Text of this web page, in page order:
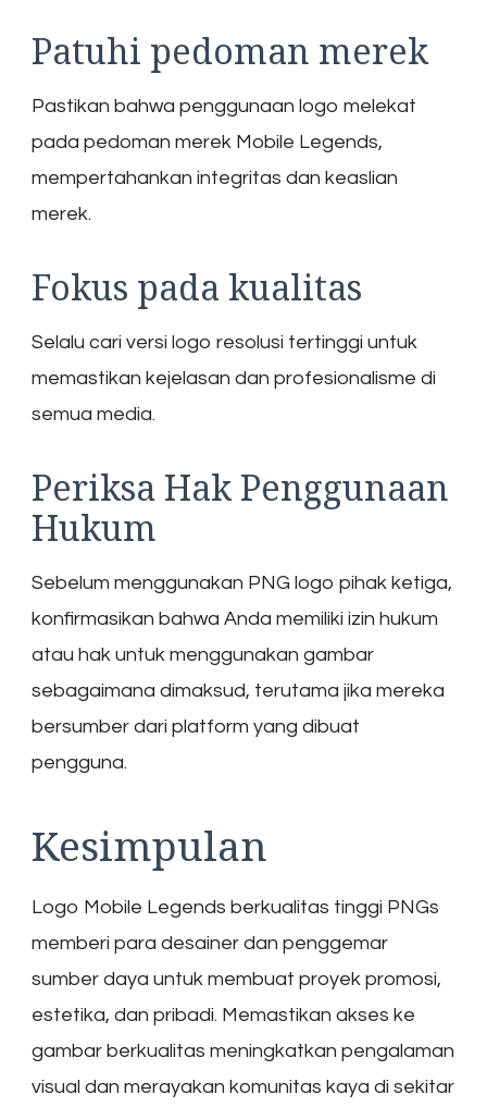
Patuhi pedoman merek
Pastikan bahwa penggunaan logo melekat
pada pedoman merek Mobile Legends,
mempertahankan integritas dan keaslian
merek.
Fokus pada kualitas
Selalu cari versi logo resolusi tertinggi untuk
memastikan kejelasan dan profesionalisme di
semua media.
Periksa Hak Penggunaan
Hukum
Sebelum menggunakan PNG logo pihak ketiga,
konfirmasikan bahwa Anda memiliki izin hukum
atau hak untuk menggunakan gambar
sebagaimana dimaksud, terutama jika mereka
bersumber dari platform yang dibuat
pengguna.
Kesimpulan
Logo Mobile Legends berkualitas tinggi PNGs
memberi para desainer dan penggemar
sumber daya untuk membuat proyek promosi,
estetika, dan pribadi. Memastikan akses ke
gambar berkualitas meningkatkan pengalaman
visual dan merayakan komunitas kaya di sekitar